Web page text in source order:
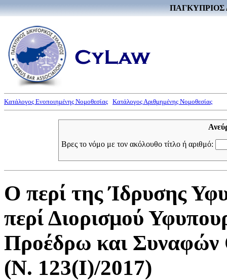
ΠΑΓΚΥΠΡΙΟΣ
Κατάλογος Ενοποιημένης Νομοθεσίας Κατάλογος Αριθμημένης Νομοθεσίας
Βρες το νόμο με τον ακόλουθο τίτλο ή αριθμό:
Ο περί της Ίδρυσης
περί Διορισμού
Προέδρω και Συναφών
(Ν. 123(I)/2017)